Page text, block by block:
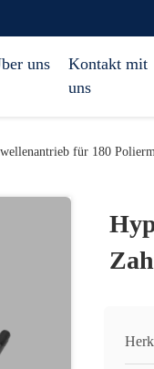
uns
Kontakt mit
uns
für 180